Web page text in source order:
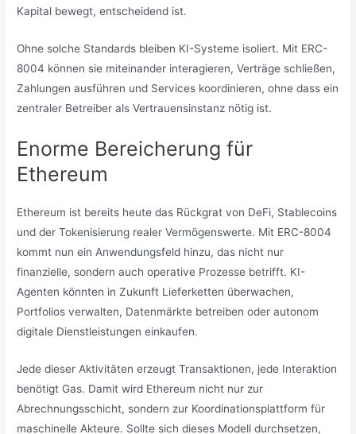
Kapital bewegt, entscheidend ist.
Ohne solche Standards bleiben KI-Systeme isoliert. Mit ERC-
8004 können sie miteinander interagieren, Verträge schließen,
Zahlungen ausführen und Services koordinieren, ohne dass ein
zentraler Betreiber als Vertrauensinstanz nötig ist.
Enorme Bereicherung für
Ethereum
Ethereum ist bereits heute das Rückgrat von DeFi, Stablecoins
und der Tokenisierung realer Vermögenswerte. Mit ERC-8004
kommt nun ein Anwendungsfeld hinzu, das nicht nur
finanzielle, sondern auch operative Prozesse betrifft. KI-
Agenten könnten in Zukunft Lieferketten überwachen,
Portfolios verwalten, Datenmärkte betreiben oder autonom
digitale Dienstleistungen einkaufen.
Jede dieser Aktivitäten erzeugt Transaktionen, jede Interaktion
benötigt Gas. Damit wird Ethereum nicht nur zur
Abrechnungsschicht, sondern zur Koordinationsplattform für
maschinelle Akteure. Sollte sich dieses Modell durchsetzen,